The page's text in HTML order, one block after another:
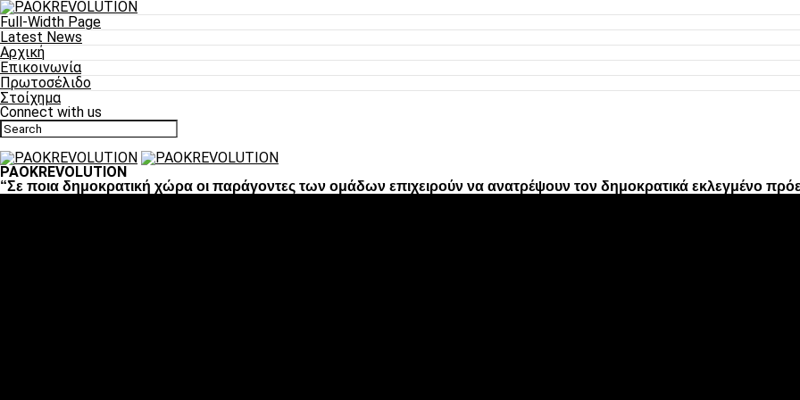
Full-Width Page
Latest News
Αρχική
Επικοινωνία
Πρωτοσέλιδο
Στοίχημα
Connect with us
PAOKREVOLUTION
“Σε ποια δημοκρατική χώρα οι παράγοντες των ομάδων επιχειρούν να ανατρέψουν τον δημοκρατικά εκλεγμένο